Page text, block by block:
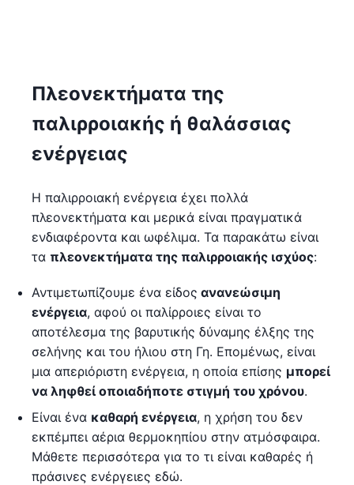
Πλεονεκτήματα της
παλιρροιακής ή θαλάσσιας
ενέργειας
Η παλιρροιακή ενέργεια έχει πολλά
πλεονεκτήματα και μερικά είναι πραγματικά
ενδιαφέροντα και ωφέλιμα. Τα παρακάτω είναι
τα πλεονεκτήματα της παλιρροιακής ισχύος:
Αντιμετωπίζουμε ένα είδος ανανεώσιμη
ενέργεια, αφού οι παλίρροιες είναι το
αποτέλεσμα της βαρυτικής δύναμης έλξης της
σελήνης και του ήλιου στη Γη. Επομένως, είναι
μια απεριόριστη ενέργεια, η οποία επίσης μπορεί
να ληφθεί οποιαδήποτε στιγμή του χρόνου.
Είναι ένα καθαρή ενέργεια, η χρήση του δεν
εκπέμπει αέρια θερμοκηπίου στην ατμόσφαιρα.
Μάθετε περισσότερα για το τι είναι καθαρές ή
πράσινες ενέργειες εδώ.